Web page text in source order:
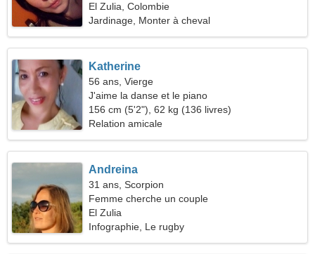
45
El Zulia, Colombie
Jardinage, Monter à cheval
Katherine
56 ans, Vierge
J'aime la danse et le piano
156 cm (5'2"), 62 kg (136 livres)
Relation amicale
Andreina
31 ans, Scorpion
Femme cherche un couple
El Zulia
Infographie, Le rugby